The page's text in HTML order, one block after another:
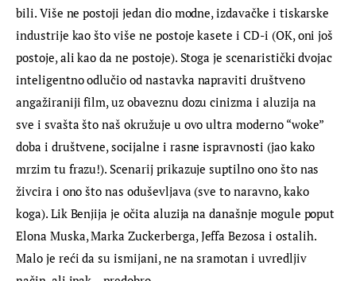
bili. Više ne postoji jedan dio modne, izdavačke i tiskarske
industrije kao što više ne postoje kasete i CD-i (OK, oni još
postoje, ali kao da ne postoje). Stoga je scenaristički dvojac
inteligentno odlučio od nastavka napraviti društveno
angažiraniji film, uz obaveznu dozu cinizma i aluzija na
sve i svašta što naš okružuje u ovo ultra moderno “woke”
doba i društvene, socijalne i rasne ispravnosti (jao kako
mrzim tu frazu!). Scenarij prikazuje suptilno ono što nas
živcira i ono što nas oduševljava (sve to naravno, kako
koga). Lik Benjija je očita aluzija na današnje mogule poput
Elona Muska, Marka Zuckerberga, Jeffa Bezosa i ostalih.
Malo je reći da su ismijani, ne na sramotan i uvredljiv